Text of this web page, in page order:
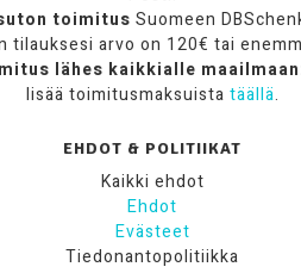
toimitus Suomeen
tilauksesi arvo on 120€ tai
lähes kaikkialle
lisää toimitusmaksuista täällä.
EHDOT & POLITIIKAT
Kaikki ehdot
Ehdot
Evästeet
Tiedonantopolitiikka